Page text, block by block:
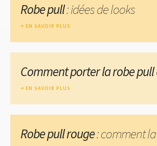
Robe pull: idées de looks
EN SAVOIR PLUS
Comment porter la robe pull
EN SAVOIR PLUS
Robe pull rouge: comment